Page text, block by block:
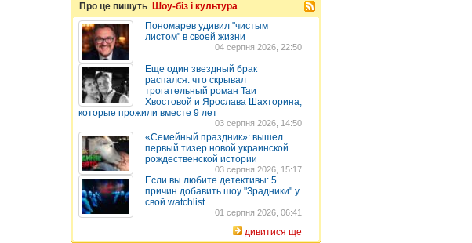
Про це пишуть Шоу-біз і культура
Пономарев удивил "чистым
листом" в своей жизни
04 серпня 2026, 22:50
Еще один звездный брак
распался: что скрывал
трогательный роман Таи
Хвостовой и Ярослава Шахторина,
которые прожили вместе 9 лет
03 серпня 2026, 14:50
«Семейный праздник»: вышел
первый тизер новой украинской
рождественской истории
03 серпня 2026, 15:17
Если вы любите детективы: 5
причин добавить шоу "Зрадники" у
свой watchlist
01 серпня 2026, 06:41
дивитися ще